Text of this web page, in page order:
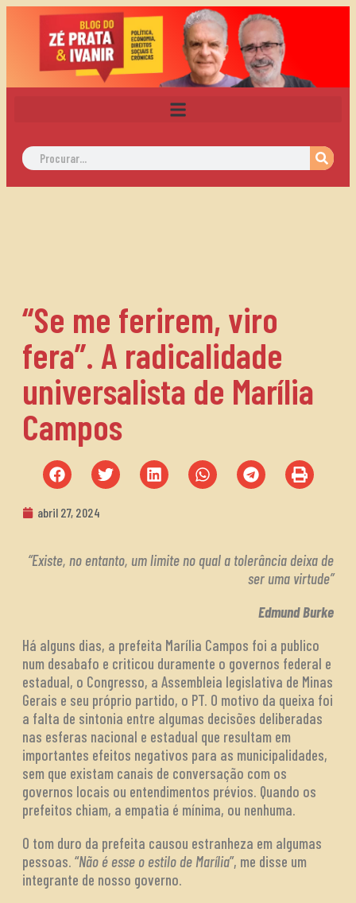
“Se me ferirem, viro
fera”. A radicalidade
universalista de Marília
Campos
abril 27, 2024
“Existe, no entanto, um limite no qual a tolerância deixa de
ser uma virtude”
Edmund Burke
Há alguns dias, a prefeita Marília Campos foi a publico
num desabafo e criticou duramente o governos federal e
estadual, o Congresso, a Assembleia legislativa de Minas
Gerais e seu próprio partido, o PT. O motivo da queixa foi
a falta de sintonia entre algumas decisões deliberadas
nas esferas nacional e estadual que resultam em
importantes efeitos negativos para as municipalidades,
sem que existam canais de conversação com os
governos locais ou entendimentos prévios. Quando os
prefeitos chiam, a empatia é mínima, ou nenhuma.
O tom duro da prefeita causou estranheza em algumas
pessoas. “Não é esse o estilo de Marília”, me disse um
integrante de nosso governo.